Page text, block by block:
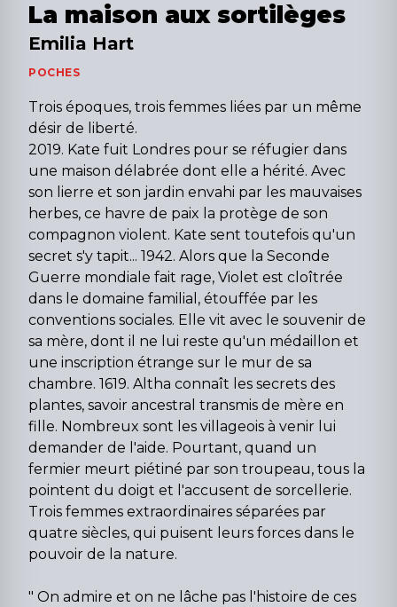
La maison aux sortilèges
Emilia Hart
POCHES
Trois époques, trois femmes liées par un même
désir de liberté.
2019. Kate fuit Londres pour se réfugier dans
une maison délabrée dont elle a hérité. Avec
son lierre et son jardin envahi par les mauvaises
herbes, ce havre de paix la protège de son
compagnon violent. Kate sent toutefois qu'un
secret s'y tapit... 1942. Alors que la Seconde
Guerre mondiale fait rage, Violet est cloîtrée
dans le domaine familial, étouffée par les
conventions sociales. Elle vit avec le souvenir de
sa mère, dont il ne lui reste qu'un médaillon et
une inscription étrange sur le mur de sa
chambre. 1619. Altha connaît les secrets des
plantes, savoir ancestral transmis de mère en
fille. Nombreux sont les villageois à venir lui
demander de l'aide. Pourtant, quand un
fermier meurt piétiné par son troupeau, tous la
pointent du doigt et l'accusent de sorcellerie.
Trois femmes extraordinaires séparées par
quatre siècles, qui puisent leurs forces dans le
pouvoir de la nature.
" On admire et on ne lâche pas l'histoire de ces